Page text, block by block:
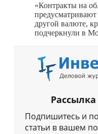
«Контракты на
другой валюте,
подчеркнули в
Подпишитесь и
статьи в вашем